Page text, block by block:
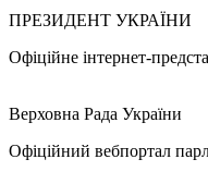
ПРЕЗИДЕНТ УКРАЇНИ
Офіційне інтернет-
Верховна Рада України
Офіційний вебпортал